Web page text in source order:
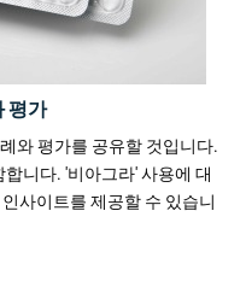
평가
와 평가를 공유할 것입니다.
니다. '비아그라' 사용에 대
사이트를 제공할 수 있습니